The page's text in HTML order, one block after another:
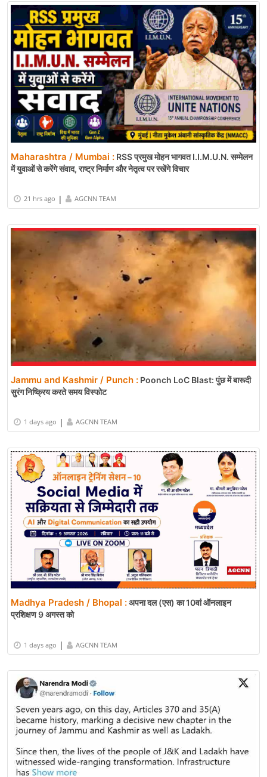
Maharashtra / Mumbai : RSS प्रमुख मोहन भागवत I.I.M.U.N. सम्मेलन
में युवाओं से करेंगे संवाद, राष्ट्र निर्माण और नेतृत्व पर रखेंगे विचार
21 hrs ago | AGCNN TEAM
Jammu and Kashmir / Punch : Poonch LoC Blast: पुंछ में बारूदी
सुरंग निष्क्रिय करते समय विस्फोट
1 days ago | AGCNN TEAM
Madhya Pradesh / Bhopal :अपना दल (एस) का 10वां ऑनलाइन
प्रशिक्षण 9 अगस्त को
1 days ago | AGCNN TEAM